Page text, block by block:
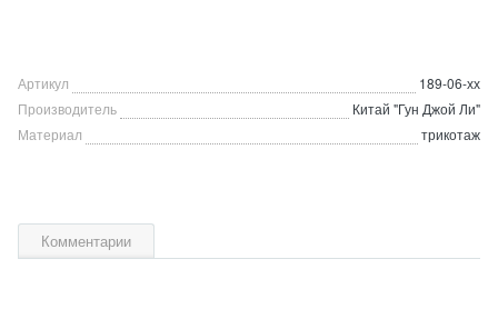
Артикул
189-06-хх
Производитель
Китай "Гун Джой Ли"
Материал
трикотаж
Комментарии